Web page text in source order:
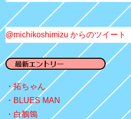
@michikoshimizu からのツイート
拓ちゃん
BLUES MAN
白鶺鴒